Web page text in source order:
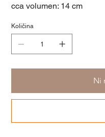
cca volumen: 14 cm
Količina
Ni